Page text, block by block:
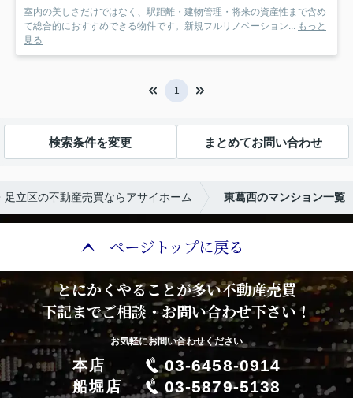
室内の美しさだけではなく、駅距離・建物管理・将来の資産性まで含め
て総合的におすすめできる物件です。新規フルリノベーション... もっと
見る
1
検索条件を変更 まとめてお問い合わせ
足立区の不動産売買ならアサイホーム 東葛西のマンション一覧
ページトップに戻る
とにかくやることが多い不動産売買
下記までご相談・お問い合わせ下さい！
お気軽にお問い合わせください
本店 03-6458-0914
船堀店 03-5879-5138